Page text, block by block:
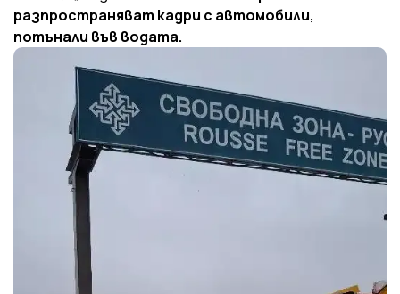
разпространяват кадри с автомобили,
потънали във водата.